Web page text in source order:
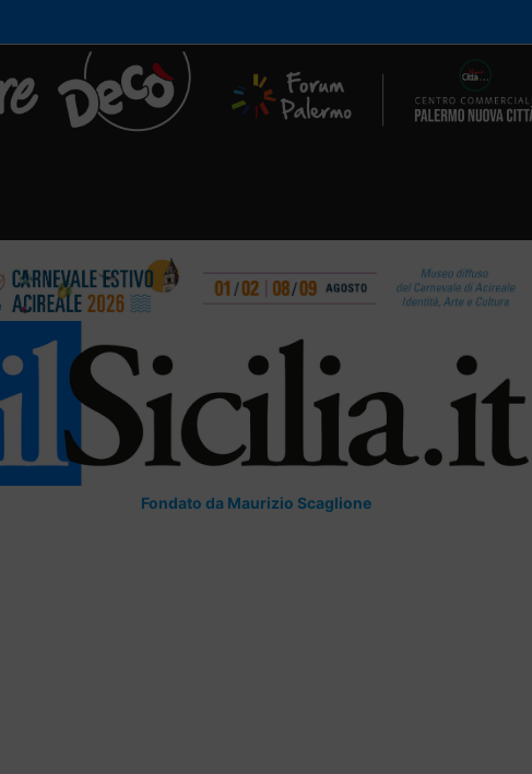
Fondato da Maurizio Scaglione